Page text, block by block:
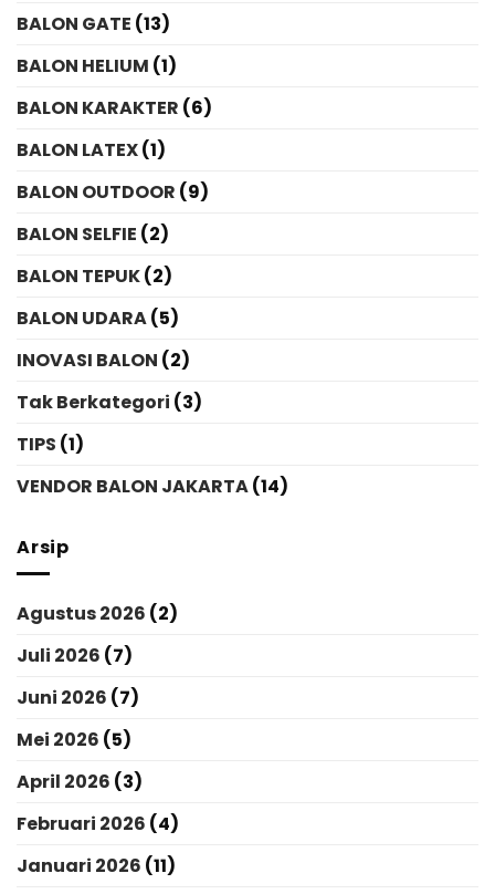
BALON GATE (13)
BALON HELIUM (1)
BALON KARAKTER (6)
BALON LATEX(1)
BALON OUTDOOR (9)
BALON SELFIE (2)
BALON TEPUK(2)
BALON UDARA(5)
INOVASI BALON (2)
Tak Berkategori (3)
TIPS (1)
VENDOR BALON JAKARTA(14)
Arsip
Agustus 2026 (2)
Juli 2026 (7)
Juni 2026 (7)
Mei 2026 (5)
April 2026 (3)
Februari 2026 (4)
Januari 2026 (11)